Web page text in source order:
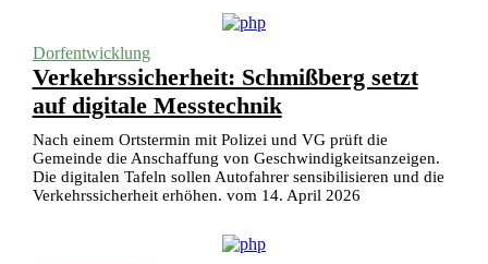
Dorfentwicklung
Verkehrssicherheit: Schmißberg setzt
auf digitale Messtechnik
Nach einem Ortstermin mit Polizei und VG prüft die
Gemeinde die Anschaffung von Geschwindigkeitsanzeigen.
Die digitalen Tafeln sollen Autofahrer sensibilisieren und die
Verkehrssicherheit erhöhen. vom 14. April 2026